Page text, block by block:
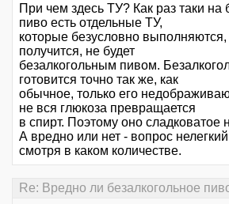
При чем здесь ТУ? Как раз таки на
пиво есть отдельные ТУ,
которые безусловно выполняются,
получится, не будет
безалкогольным пивом.
готовится точно так же, как
обычное, только его
не вся глюкоза превращается
в спирт. Поэтому оно сладковатое
А вредно или нет - вопрос
смотря в каком количестве.
Re: Вредно ли безалкогольное